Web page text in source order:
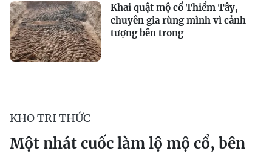
Khai quật mộ cổ Thiểm Tây,
chuyên gia rùng mình vì cảnh
tượng bên trong
KHO TRI THỨC
Một nhát cuốc làm lộ mộ cổ, bên